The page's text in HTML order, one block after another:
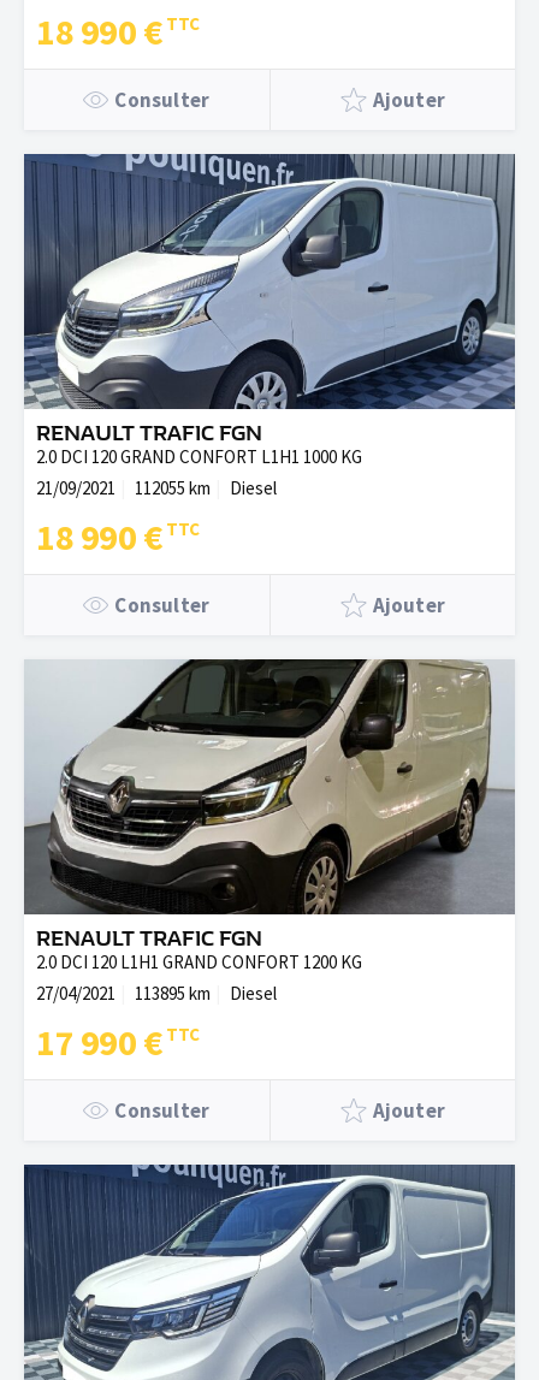
18 990 €
Consulter Ajouter
RENAULT TRAFIC FGN
2.0 DCI 120 GRAND CONFORT L1H1 1000 KG
21/09/2021
112055 km Diesel
18 990 €
Consulter Ajouter
RENAULT TRAFIC FGN
2.0 DCI 120 L1H1 GRAND CONFORT 1200 KG
27/04/2021
113895 km Diesel
17 990 €
Consulter Ajouter